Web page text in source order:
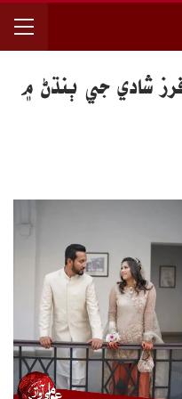
شادي جي ٻنڌڻ ۾